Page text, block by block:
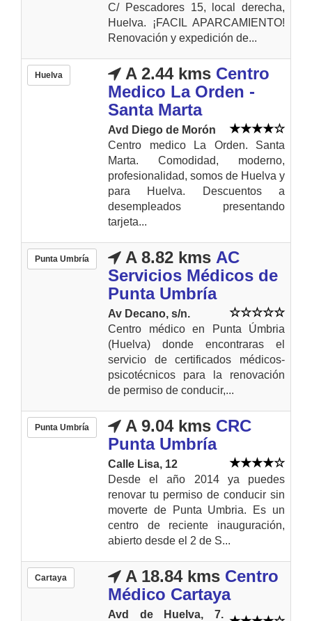
C/ Pescadores 15, local derecha,
Huelva. ¡FACIL APARCAMIENTO!
Renovación y expedición de...
Huelva A 2.44 kms Centro
Medico La Orden -
Santa Marta
Avd Diego de Morón
Centro medico La Orden. Santa
Marta. Comodidad, moderno,
profesionalidad, somos de Huelva y
para Huelva. Descuentos a
desempleados presentando
tarjeta...
Punta Umbría A 8.82 kms AC
Servicios Médicos de
Punta Umbría
Av Decano, s/n.
Centro médico en Punta Úmbria
(Huelva) donde encontraras el
servicio de certificados médicos-
psicotécnicos para la renovación
de permiso de conducir,...
Punta Umbría A 9.04 kms CRC
Punta Umbría
Calle Lisa, 12
Desde el año 2014 ya puedes
renovar tu permiso de conducir sin
moverte de Punta Umbria. Es un
centro de reciente inauguración,
abierto desde el 2 de S...
Cartaya A 18.84 kms Centro
Médico Cartaya
Avd de Huelva, 7.